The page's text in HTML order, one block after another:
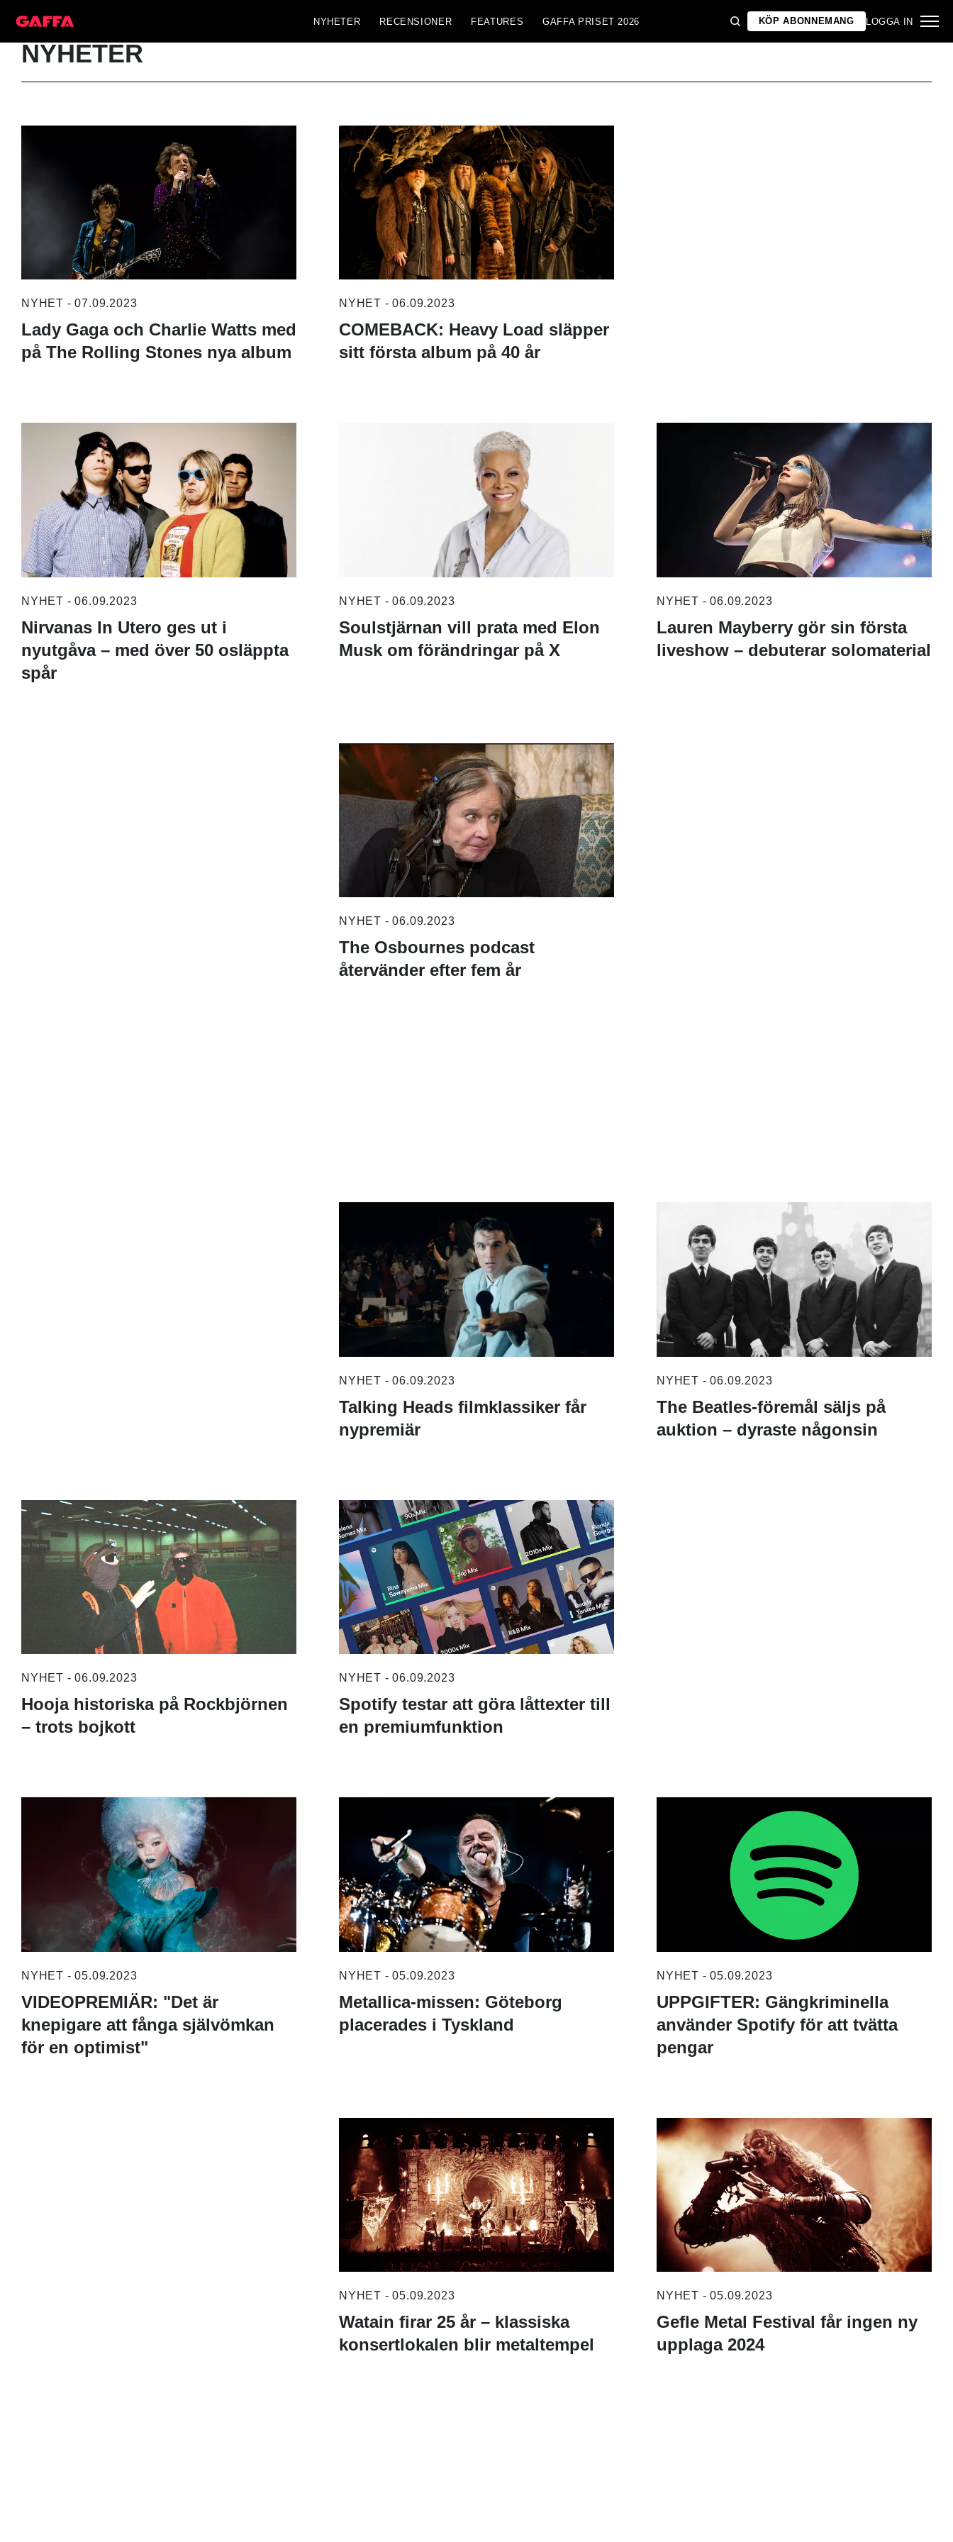
NYHETER RECENSIONER FEATURES GAFFA PRISET 2026 KÖP ABONNEMANG LOGGA IN
NYHETER
NYHET - 07.09.2023
Lady Gaga och Charlie Watts med
på The Rolling Stones nya album
NYHET - 06.09.2023
COMEBACK: Heavy Load släpper
sitt första album på 40 år
NYHET - 06.09.2023
Nirvanas In Utero ges ut i
nyutgåva – med över 50 osläppta
spår
NYHET - 06.09.2023
Soulstjärnan vill prata med Elon
Musk om förändringar på X
NYHET - 06.09.2023
Lauren Mayberry gör sin första
liveshow – debuterar solomaterial
NYHET - 06.09.2023
The Osbournes podcast
återvänder efter fem år
NYHET - 06.09.2023
Talking Heads filmklassiker får
nypremiär
NYHET - 06.09.2023
The Beatles-föremål säljs på
auktion – dyraste någonsin
NYHET - 06.09.2023
Hooja historiska på Rockbjörnen
– trots bojkott
NYHET - 06.09.2023
Spotify testar att göra låttexter till
en premiumfunktion
NYHET - 05.09.2023
VIDEOPREMIÄR: "Det är
knepigare att fånga självömkan
för en optimist"
NYHET - 05.09.2023
Metallica-missen: Göteborg
placerades i Tyskland
NYHET - 05.09.2023
UPPGIFTER: Gängkriminella
använder Spotify för att tvätta
pengar
NYHET - 05.09.2023
Watain firar 25 år – klassiska
konsertlokalen blir metaltempel
NYHET - 05.09.2023
Gefle Metal Festival får ingen ny
upplaga 2024